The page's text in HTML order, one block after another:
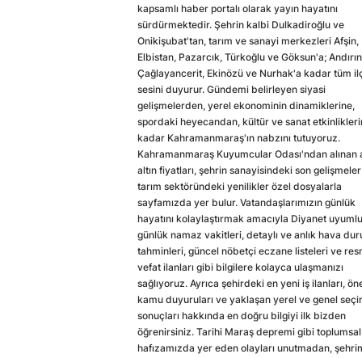
kapsamlı haber portalı olarak yayın hayatını
sürdürmektedir. Şehrin kalbi Dulkadiroğlu ve
Onikişubat'tan, tarım ve sanayi merkezleri Afşin,
Elbistan, Pazarcık, Türkoğlu ve Göksun'a;
Çağlayancerit, Ekinözü ve Nurhak'a kadar tüm
sesini duyurur. Gündemi belirleyen siyasi
gelişmelerden, yerel ekonominin dinamiklerine,
spordaki heyecandan, kültür ve sanat
kadar Kahramanmaraş'ın nabzını tutuyoruz.
Kahramanmaraş Kuyumcular Odası'ndan alınan
altın fiyatları, şehrin sanayisindeki son
tarım sektöründeki yenilikler özel dosyalarla
sayfamızda yer bulur. Vatandaşlarımızın günlük
hayatını kolaylaştırmak amacıyla Diyanet uyumlu
günlük namaz vakitleri, detaylı ve anlık hava
tahminleri, güncel nöbetçi eczane listeleri ve
vefat ilanları gibi bilgilere kolayca ulaşmanızı
sağlıyoruz. Ayrıca şehirdeki en yeni iş ilanları,
kamu duyuruları ve yaklaşan yerel ve genel
sonuçları hakkında en doğru bilgiyi ilk bizden
öğrenirsiniz. Tarihi Maraş depremi gibi toplumsal
hafızamızda yer eden olayları unutmadan,